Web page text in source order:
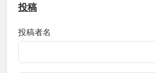
投稿
投稿者名